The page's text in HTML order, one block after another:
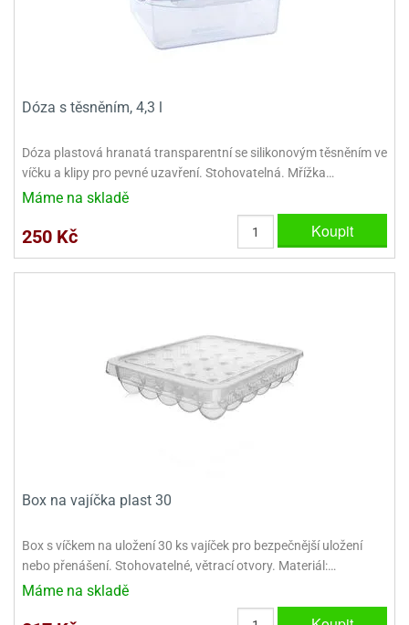
Dóza s těsněním, 4,3 l
Dóza plastová hranatá transparentní se silikonovým těsněním ve
víčku a klipy pro pevné uzavření. Stohovatelná. Mřížka…
Máme na skladě
250 Kč Koupit
Box na vajíčka plast 30
Box s víčkem na uložení 30 ks vajíček pro bezpečnější uložení
nebo přenášení. Stohovatelné, větrací otvory. Materiál:…
Máme na skladě